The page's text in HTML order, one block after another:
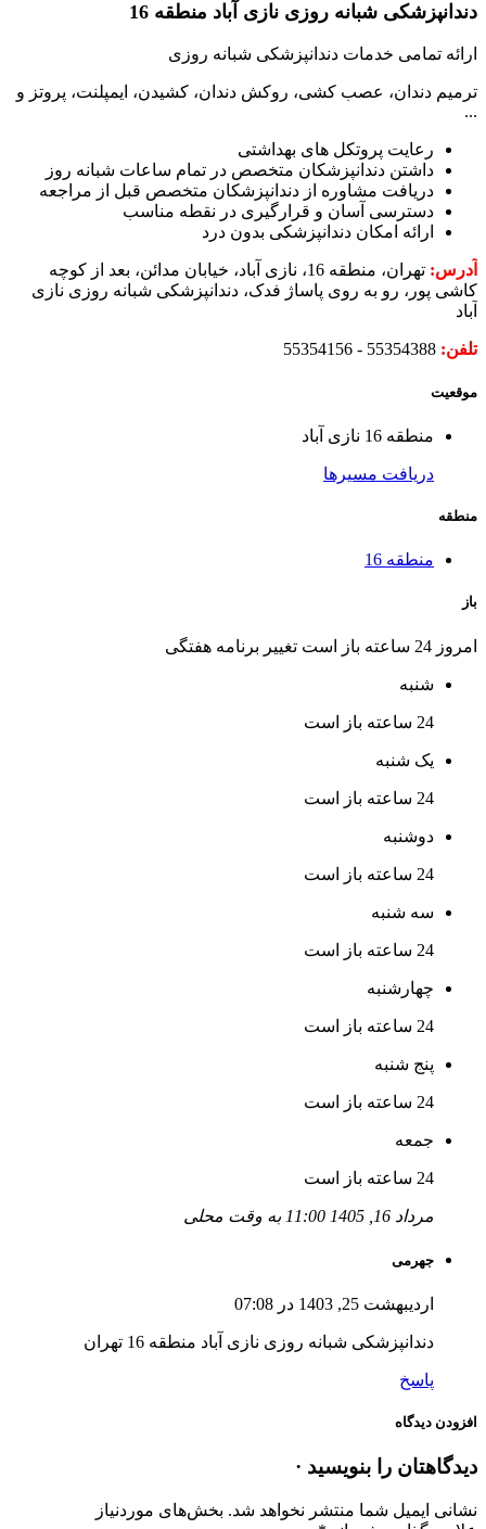
دندانپزشکی شبانه روزی نازی آباد منطقه 16
ارائه تمامی خدمات دندانپزشکی شبانه روزی
ترمیم دندان، عصب کشی، روکش دندان، کشیدن، ایمپلنت، پروتز و
...
رعایت پروتکل های بهداشتی
داشتن دندانپزشکان متخصص در تمام ساعات شبانه روز
دریافت مشاوره از دندانپزشکان متخصص قبل از مراجعه
دسترسی آسان و قرارگیری در نقطه مناسب
ارائه امکان دندانپزشکی بدون درد
آدرس:
تهران، منطقه 16، نازی آباد، خیابان مدائن، بعد از کوچه
کاشی پور، رو به روی پاساژ فدک، دندانپزشکی شبانه روزی نازی
آباد
تلفن: 55354388 - 55354156
موقعیت
منطقه 16 نازی آباد
دریافت مسیرها
منطقه
منطقه 16
باز
امروز 24 ساعته باز است تغییر برنامه هفتگی
شنبه
24 ساعته باز است
یک شنبه
24 ساعته باز است
دوشنبه
24 ساعته باز است
سه شنبه
24 ساعته باز است
چهارشنبه
24 ساعته باز است
پنج شنبه
24 ساعته باز است
جمعه
24 ساعته باز است
مرداد 16, 1405 11:00 به وقت محلی
جهرمی
اردیبهشت 25, 1403 در 07:08
دندانپزشکی شبانه روزی نازی آباد منطقه 16 تهران
پاسخ
افزودن دیدگاه
دیدگاهتان را بنویسید ·
نشانی ایمیل شما منتشر نخواهد شد. بخش‌های موردنیاز